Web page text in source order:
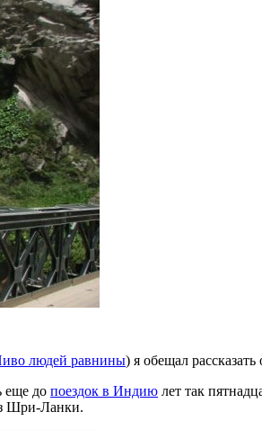
людей равнины) я обещал
еще до поездок в Индию лет так
Шри-Ланки.